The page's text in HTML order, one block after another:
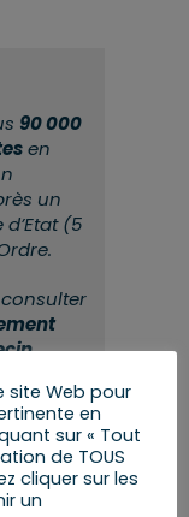
90 000
en
un
(5
direct
site Web pour
en
sur « Tout
de TOUS
cliquer sur les
un